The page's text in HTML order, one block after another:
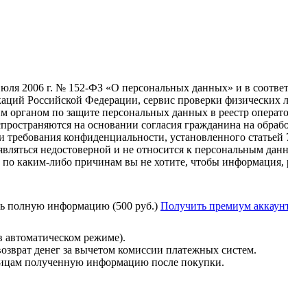
2006 г. № 152-ФЗ «О персональных данных» и в
Российской Федерации, сервис проверки
по защите персональных данных в реестр
на основании согласия гражданина на
требования конфиденциальности, установленного
недостоверной и не относится к персональным
каким-либо причинам вы не хотите, чтобы
полную информацию (500 руб.) Получить премиум
автоматическом режиме).
денег за вычетом комиссии платежных систем.
полученную информацию после покупки.